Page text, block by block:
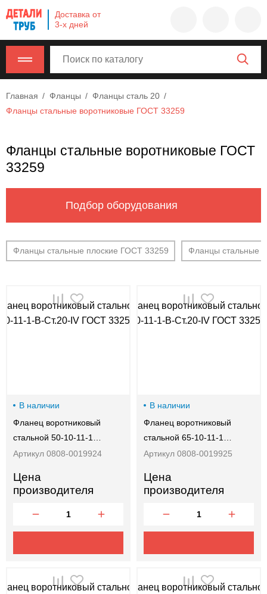
Доставка от
3-х дней
Главная Фланцы
Фланцы сталь 20
Фланцы стальные воротниковые ГОСТ 33259
Фланцы стальные воротниковые ГОСТ
33259
Подбор оборудования
Фланцы стальные плоские ГОСТ 33259 Фланцы стальные
В наличии
Фланец воротниковый
стальной 50-10-11-1…
Артикул 0808-0019924
Цена
производителя
В наличии
Фланец воротниковый
стальной 65-10-11-1…
Артикул 0808-0019925
Цена
производителя
Company
name
620000,
Москва,
Калужская,
15,
800-
000-